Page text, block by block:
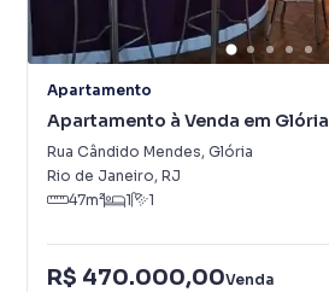
Apartamento
Apartamento à Venda em Glória
Rua Cândido Mendes, Glória
Rio de Janeiro, RJ
47m² 1 1
R$ 470.000,00Venda